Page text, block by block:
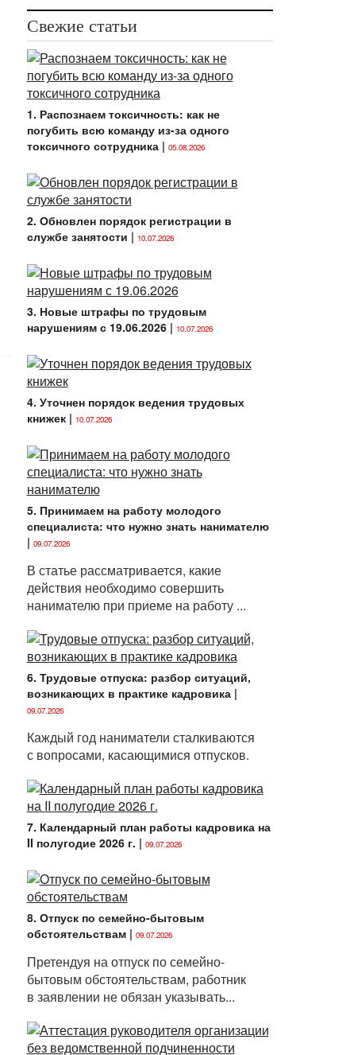
Свежие статьи
1. Распознаем токсичность: как не
погубить всю команду из-за одного
токсичного сотрудника| 05.08.2026
2. Обновлен порядок регистрации в
службе занятости | 10.07.2026
3. Новые штрафы по трудовым
нарушениям с 19.06.2026| 10.07.2026
4. Уточнен порядок ведения трудовых
книжек| 10.07.2026
5. Принимаем на работу молодого
специалиста: что нужно знать нанимателю
| 09.07.2026
В статье рассматривается, какие
действия необходимо совершить
нанимателю при приеме на работу ...
6. Трудовые отпуска: разбор ситуаций,
возникающих в практике кадровика|
09.07.2026
Каждый год наниматели сталкиваются
с вопросами, касающимися отпусков.
7. Календарный план работы кадровика на
II полугодие 2026 г. | 09.07.2026
8. Отпуск по семейно-бытовым
обстоятельствам| 09.07.2026
Претендуя на отпуск по семейно-
бытовым обстоятельствам, работник
в заявлении не обязан указывать...